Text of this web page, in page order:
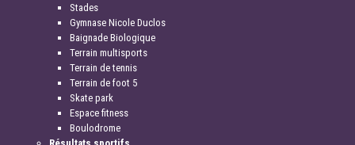
Stades
Gymnase Nicole Duclos
Baignade Biologique
Terrain multisports
Terrain de tennis
Terrain de foot 5
Skate park
Espace fitness
Boulodrome